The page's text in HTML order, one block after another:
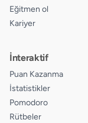
Eğitmen ol
Kariyer
İnteraktif
Puan Kazanma
İstatistikler
Pomodoro
Rütbeler